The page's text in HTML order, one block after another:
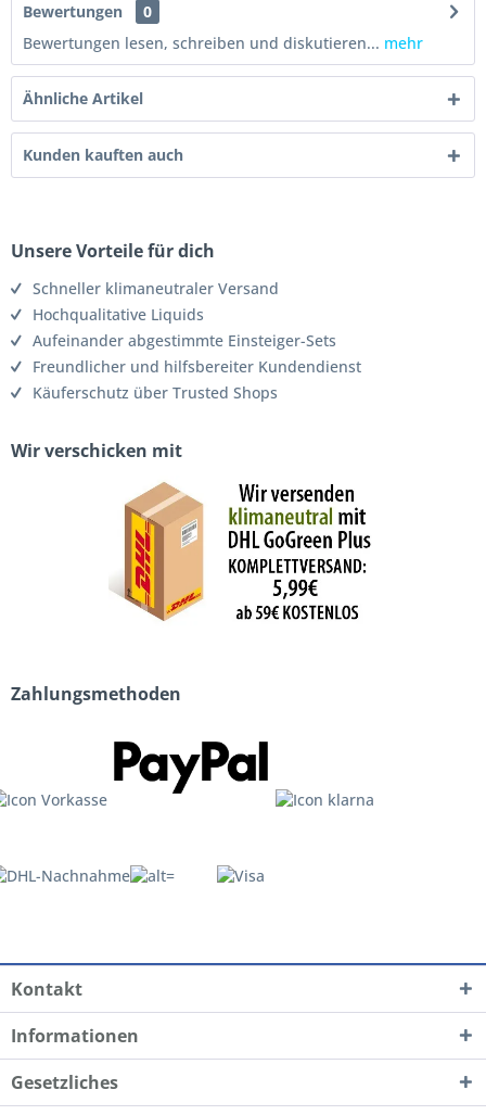
Bewertungen
0
Bewertungen lesen, schreiben und diskutieren... mehr
Ähnliche Artikel
Kunden kauften auch
Unsere Vorteile für dich
Schneller klimaneutraler Versand
Hochqualitative Liquids
Aufeinander abgestimmte Einsteiger-Sets
Freundlicher und hilfsbereiter Kundendienst
Käuferschutz über Trusted Shops
Wir verschicken mit
Zahlungsmethoden
Kontakt
Informationen
Gesetzliches